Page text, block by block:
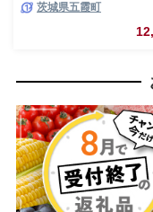
耐熱 一生もの 職人 こだ
JIDA デザインミュージ
レクション 茨城県 五霞
茨城県五霞町